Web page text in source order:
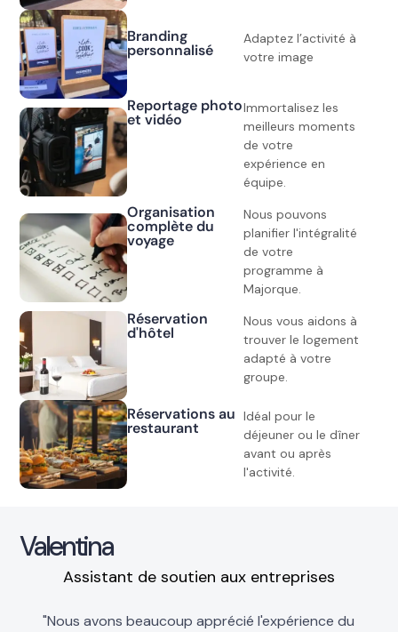
Branding
personnalisé
Adaptez l’activité à
votre image
Reportage photo
et vidéo
Immortalisez les
meilleurs moments
de votre
expérience en
équipe.
Organisation
complète du
voyage
Nous pouvons
planifier l'intégralité
de votre
programme à
Majorque.
Réservation
d'hôtel
Nous vous aidons à
trouver le logement
adapté à votre
groupe.
Réservations au
restaurant
Idéal pour le
déjeuner ou le dîner
avant ou après
l'activité.
Valentina
Assistant de soutien aux entreprises
"Nous avons beaucoup apprécié l'expérience du